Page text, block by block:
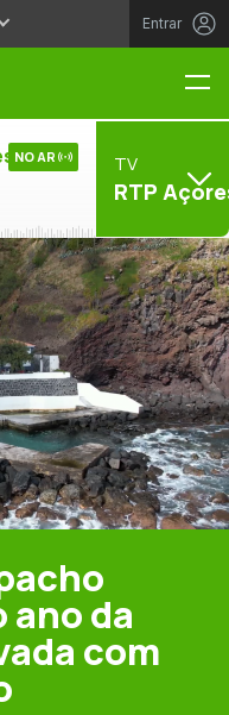
Entrar
NO AR TV
RTP
da
com